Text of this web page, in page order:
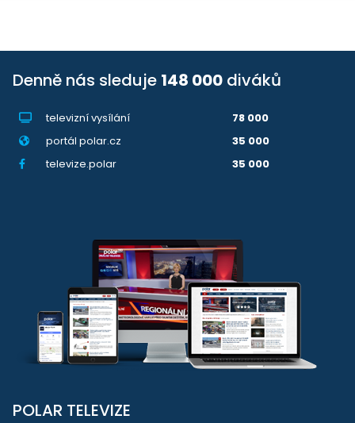
Denně nás sleduje 148 000 diváků
televizní vysílání
78 000
portál polar.cz
35 000
televize.polar
35 000
POLAR TELEVIZE